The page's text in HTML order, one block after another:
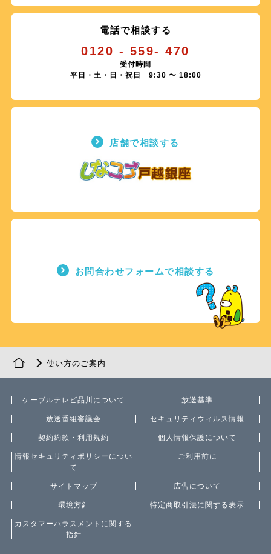
電話で相談する
0120 - 559- 470
受付時間
平日・土・日・祝日 9:30 〜 18:00
店舗で相談する
お問合わせフォームで相談する
使い方のご案内
ケーブルテレビ品川について 放送基準
放送番組審議会 セキュリティウィルス情報
契約約款・利用規約 個人情報保護について
情報セキュリティポリシーについ
て
ご利用前に
サイトマップ 広告について
環境方針 特定商取引法に関する表示
カスタマーハラスメントに関する
指針